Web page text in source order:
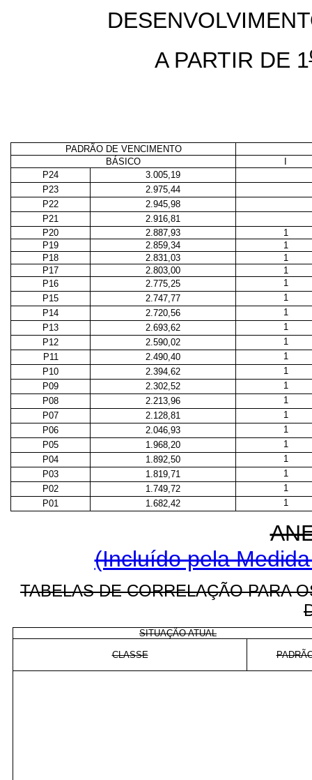
A PARTIR DE 1
PADRÃO DE VENCIMENTO
BÁSICO
P24
3.005,19
P23
2.975,44
P22
2.945,98
P21
2.916,81
P20
2.887,93
1
P19
2.859,34
1
P18
2.831,03
1
P17
2.803,00
1
P16
2.775,25
1
P15
2.747,77
1
P14
2.720,56
1
P13
2.693,62
1
P12
2.590,02
1
P11
2.490,40
1
P10
2.394,62
1
P09
2.302,52
1
P08
2.213,96
1
P07
2.128,81
1
P06
2.046,93
1
P05
1.968,20
1
P04
1.892,50
1
P03
1.819,71
1
P02
1.749,72
1
P01
1.682,42 1
(Incluído pela
TABELAS DE CORRELAÇÃO PARA
SITUAÇÃO ATUAL
CLASSE